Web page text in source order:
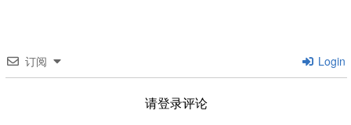
订阅 Login
请登录评论